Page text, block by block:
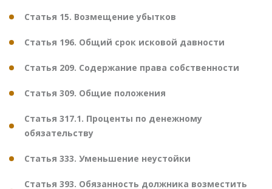
Статья 15. Возмещение убытков
Статья 196. Общий срок исковой давности
Статья 209. Содержание права собственности
Статья 309. Общие положения
Статья 317.1. Проценты по денежному
обязательству
Статья 333. Уменьшение неустойки
Статья 393. Обязанность должника возместить